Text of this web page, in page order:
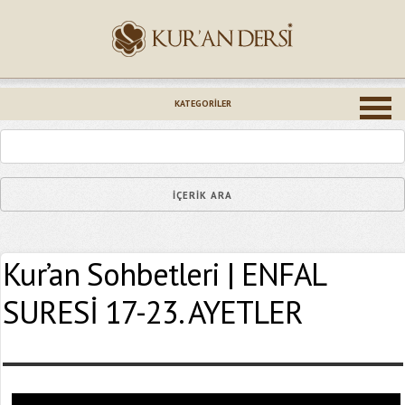
KATEGORILER
Kur’an Sohbetleri | ENFAL
SURESİ 17-23. AYETLER
Epostanız (*)
Yaşadığınız Hatanın Ayrıntıları